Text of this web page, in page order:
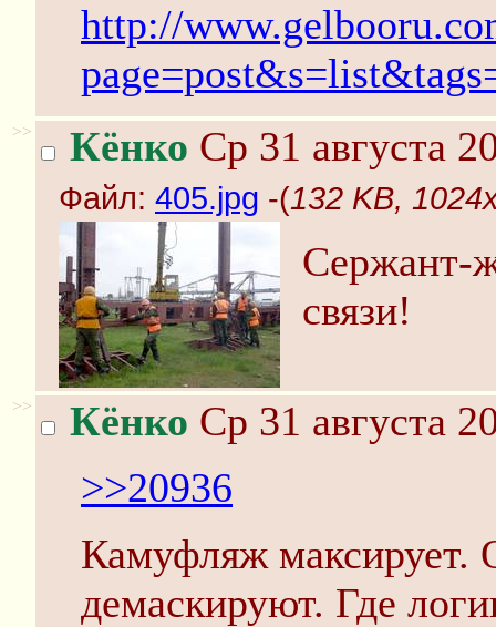
http://
>> Кёнко Ср 31 августа
Файл: 405.jpg -(132 KB,
Сержант-
связи!
>> Кёнко Ср 31 августа
>>20936
Камуфляж
демаскируют. Где